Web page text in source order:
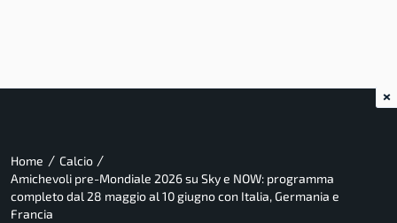
Home / Calcio /
Amichevoli pre-Mondiale 2026 su Sky e NOW: programma
completo dal 28 maggio al 10 giugno con Italia, Germania e
Francia
×